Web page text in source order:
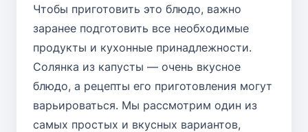
Чтобы приготовить это блюдо, важно
заранее подготовить все необходимые
продукты и кухонные принадлежности.
Солянка из капусты — очень вкусное
блюдо, а рецепты его приготовления могут
варьироваться. Мы рассмотрим один из
самых простых и вкусных вариантов,